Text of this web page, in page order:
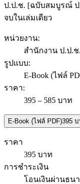
ป.ป.ช. [ฉบับสมบูรณ์ ป
จบในเล่มเดียว
หน่วยงาน:
สำนักงาน ป.ป.ช.
รูปแบบ:
E-Book (ไฟล์
ราคา:
395 – 585 บาท
E-Book (ไฟล์ PDF)395 บ
ราคา
395 บาท
การชำระเงิน
โอนเงินผ่านธน